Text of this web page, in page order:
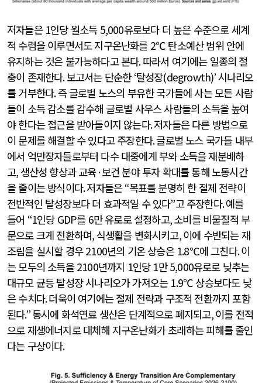
저자들은 1인당 월소득 5,000유로보다 더 높은 수준으로 세계
적 수렴을 이루면서도 지구온난화를 2℃ 탄소예산 범위 안에
유지하는 것은 불가능하다고 본다.따라서 여기에는 일종의 절
충이 존재한다.보고서는 단순한 ‘탈성장(degrowth)’시나리오
를 거부한다.즉 글로벌 노스의 부유한 국가들에 사는 모든 사람
들이 소득 감소를 감수해 글로벌 사우스 사람들의 소득을 높여
야 한다는 접근을 받아들이지 않는다.저자들은 다른 방법으로
이 문제를 해결할 수 있다고 주장한다.글로벌 노스 국가들 내부
에서 억만장자들로부터 다수 대중에게 부와 소득을 재분배하
고, 생산성 향상과 교육·보건 분야 투자 확대를 통해 노동시간
을 줄이는 방식이다.저자들은“목표를 분명히 한 절제 전략이
전반적인 탈성장보다 더 효과적일 수 있다”고 주장한다.예를
들어 “1인당 GDP를 6만 유로로 설정하고,소비를 비물질적 부
문으로 크게 전환하며,식생활을 변화시키고,이에 수반되는 재
조림을 실시할 경우2100년의 기온 상승은 1.8℃에 그친다.이
는 모두의 소득을2100년까지 1인당 1만5,000유로로 낮추는
대규모 균등 탈성장 시나리오가 가져오는 1.9℃ 상승보다도 낮
은 수치다.더욱이 여기에는 절제 전략과 구조적 전환까지 포함
된다.”동시에 화석연료 생산은 단계적으로 폐지되고,이를 전적
으로 재생에너지로 대체해 지구온난화가 초래하는 피해를 줄인
다는 구상이다.